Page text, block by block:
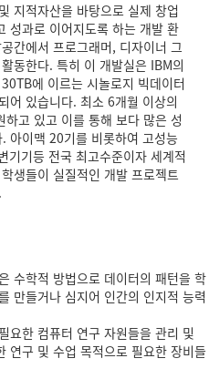
지적자산을 바탕으로 실제 창업
성과로 이어지도록 하는 개발 환
간에서 프로그래머, 디자이너 그
동한다. 특히 이 개발실은 IBM의
에 이르는 시놀로지 빅데이터
어 있습니다. 최소 6개월 이상의
고 있고 이를 통해 보다 많은 성
아이맥 20기를 비롯하여 고성능
기기등 전국 최고수준이자 세계적
생들이 실질적인 개발 프로젝트
수학적 방법으로 데이터의 패턴을 학
만들거나 심지어 인간의 인지적 능력
요한 컴퓨터 연구 자원들을 관리 및
연구 및 수업 목적으로 필요한 장비들